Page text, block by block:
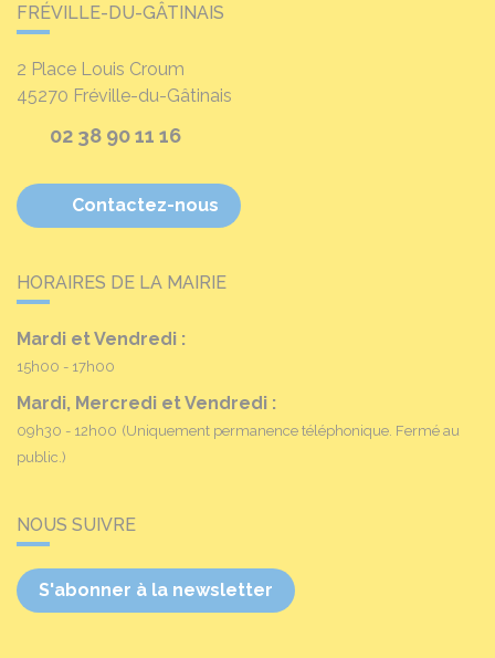
FRÉVILLE-DU-GÂTINAIS
2 Place Louis Croum
45270 Fréville-du-Gâtinais
02 38 90 11 16
Contactez-nous
HORAIRES DE LA MAIRIE
Mardi et Vendredi :
15h00 - 17h00
Mardi, Mercredi et Vendredi :
09h30 - 12h00 (Uniquement permanence téléphonique. Fermé au
public.)
NOUS SUIVRE
S'abonner à la newsletter